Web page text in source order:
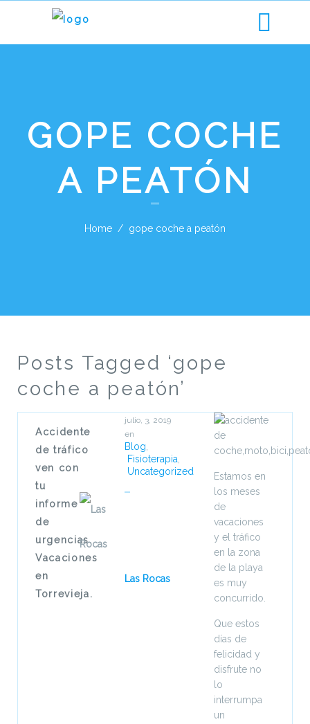
GOPE COCHE
A PEATÓN
Home gope coche a peatón
Posts Tagged ‘gope
coche a peatón’
Accidente
de tráfico
ven con
tu
informe
de
urgencias.
Vacaciones
en
Torrevieja.
julio, 3, 2019
en
Blog,
Fisioterapia,
Uncategorized
Las Rocas
Estamos en
los meses
de
vacaciones
y el tráfico
en la zona
de la playa
es muy
concurrido.
Que estos
días de
felicidad y
disfrute no
lo
interrumpa
un